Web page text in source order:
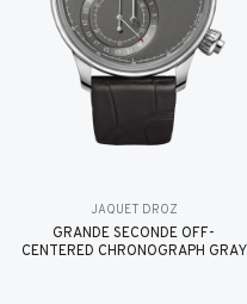
JAQUET DROZ
GRANDE SECONDE OFF-
CENTERED CHRONOGRAPH GRAY